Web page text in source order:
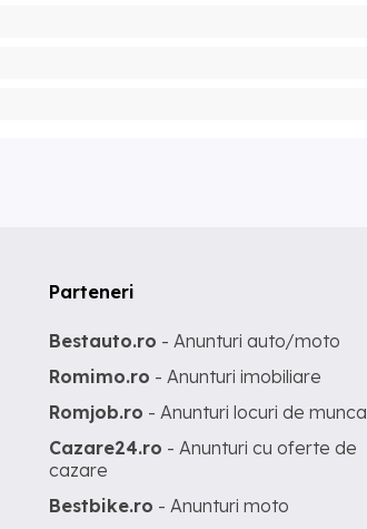
Parteneri
Bestauto.ro - Anunturi auto/moto
Romimo.ro - Anunturi imobiliare
Romjob.ro - Anunturi locuri de munca
Cazare24.ro - Anunturi cu oferte de
cazare
Bestbike.ro - Anunturi moto